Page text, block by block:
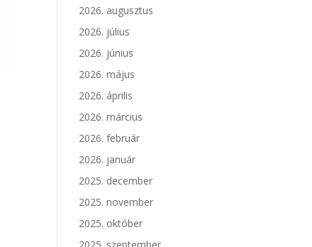
2026. augusztus
2026. július
2026. június
2026. május
2026. április
2026. március
2026. február
2026. január
2025. december
2025. november
2025. október